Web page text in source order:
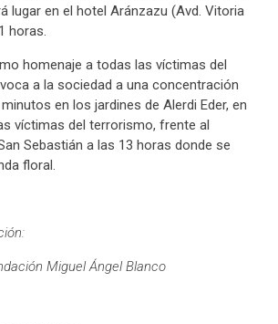
lugar en el hotel Aránzazu (Avd. Vitoria
horas.
homenaje a todas las víctimas del
a la sociedad a una concentración
en los jardines de Alerdi Eder, en
víctimas del terrorismo, frente al
Sebastián a las 13 horas donde se
floral.
Miguel Ángel Blanco